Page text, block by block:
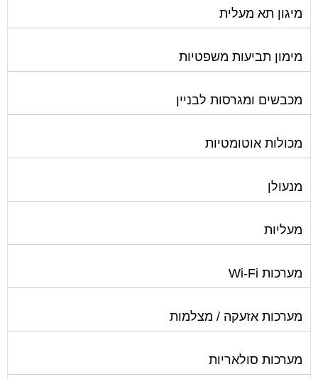
מערכות סולאריות
משאבות מים
נוזל הסקה
סימוני חניות
עורכי דין / נוטוריונים
עיצוב לובי וחדר מדרגות
עמדות טעינה חשמליות
פוליש
פיקוח ובניה